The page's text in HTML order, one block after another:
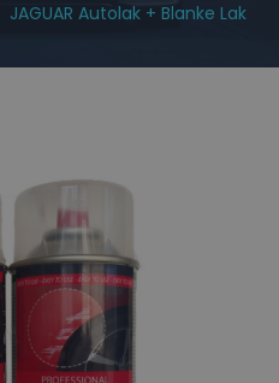
JAGUAR Autolak + Blanke Lak